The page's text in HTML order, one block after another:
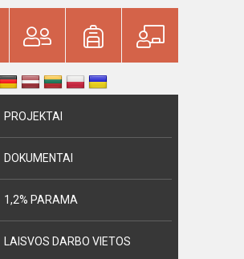
PROJEKTAI
DOKUMENTAI
1,2% PARAMA
LAISVOS DARBO VIETOS